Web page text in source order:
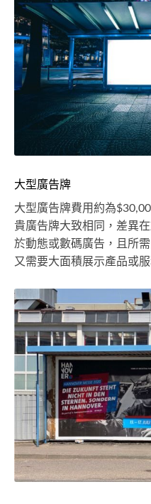
大型廣告牌
大型廣告牌費用約為
貴廣告牌大致相同，差異
於動態或數碼廣告，且所
又需要大面積展示產品或